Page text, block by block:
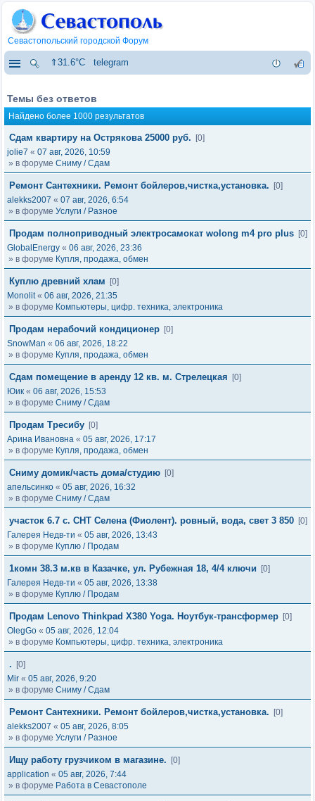
Севастопольский городской Форум
⇑31.6°C telegram
Темы без ответов
Найдено более 1000 результатов
Сдам квартиру на Острякова 25000 руб.
[0]
jolie7 « 07 авг, 2026, 10:59
» в форуме Сниму / Сдам
Ремонт Сантехники. Ремонт бойлеров,чистка,установка.
[0]
alekks2007 « 07 авг, 2026, 6:54
» в форуме Услуги / Разное
Продам полноприводный электросамокат wolong m4 pro plus [0]
GlobalEnergy « 06 авг, 2026, 23:36
» в форуме Купля, продажа, обмен
Куплю древний хлам
[0]
Monolit« 06 авг, 2026, 21:35
» в форуме Компьютеры, цифр. техника, электроника
Продам нерабочий кондиционер [0]
SnowMan « 06 авг, 2026, 18:22
» в форуме Купля, продажа, обмен
Сдам помещение в аренду 12 кв. м. Стрелецкая
[0]
Юик « 06 авг, 2026, 15:53
» в форуме Сниму / Сдам
Продам Тресибу [0]
Арина Ивановна « 05 авг, 2026, 17:17
» в форуме Купля, продажа, обмен
Сниму домик/часть дома/студию [0]
апельсинко « 05 авг, 2026, 16:32
» в форуме Сниму / Сдам
участок 6.7 с. СНТ Селена (Фиолент). ровный, вода, свет 3 850 [0]
Галерея Недв-ти « 05 авг, 2026, 13:43
» в форуме Куплю / Продам
1комн 38.3 м.кв в Казачке, ул. Рубежная 18, 4/4 ключи
[0]
Галерея Недв-ти « 05 авг, 2026, 13:38
» в форуме Куплю / Продам
Продам Lenovo Thinkpad X380 Yoga. Ноутбук-трансформер [0]
OlegGo « 05 авг, 2026, 12:04
» в форуме Компьютеры, цифр. техника, электроника
.
[0]
Mir « 05 авг, 2026, 9:20
» в форуме Сниму / Сдам
Ремонт Сантехники. Ремонт бойлеров,чистка,установка.
[0]
alekks2007 « 05 авг, 2026, 8:05
» в форуме Услуги / Разное
Ищу работу грузчиком в магазине.
[0]
application « 05 авг, 2026, 7:44
» в форуме Работа в Севастополе